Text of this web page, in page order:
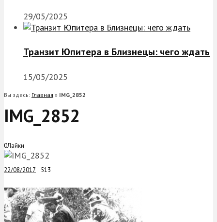
29/05/2025
Транзит Юпитера в Близнецы: чего ждать
15/05/2025
Вы здесь: Главная » IMG_2852
IMG_2852
0Лайки
22/08/2017 513